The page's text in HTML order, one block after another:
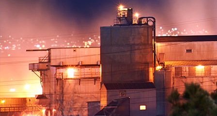
Инжиниринг
Сервис водоподготовительных установок
Проведение пилотных испытаний